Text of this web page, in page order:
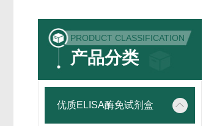
PRODUCT CLASSIFICATION
产品分类
优质ELISA酶免试剂盒